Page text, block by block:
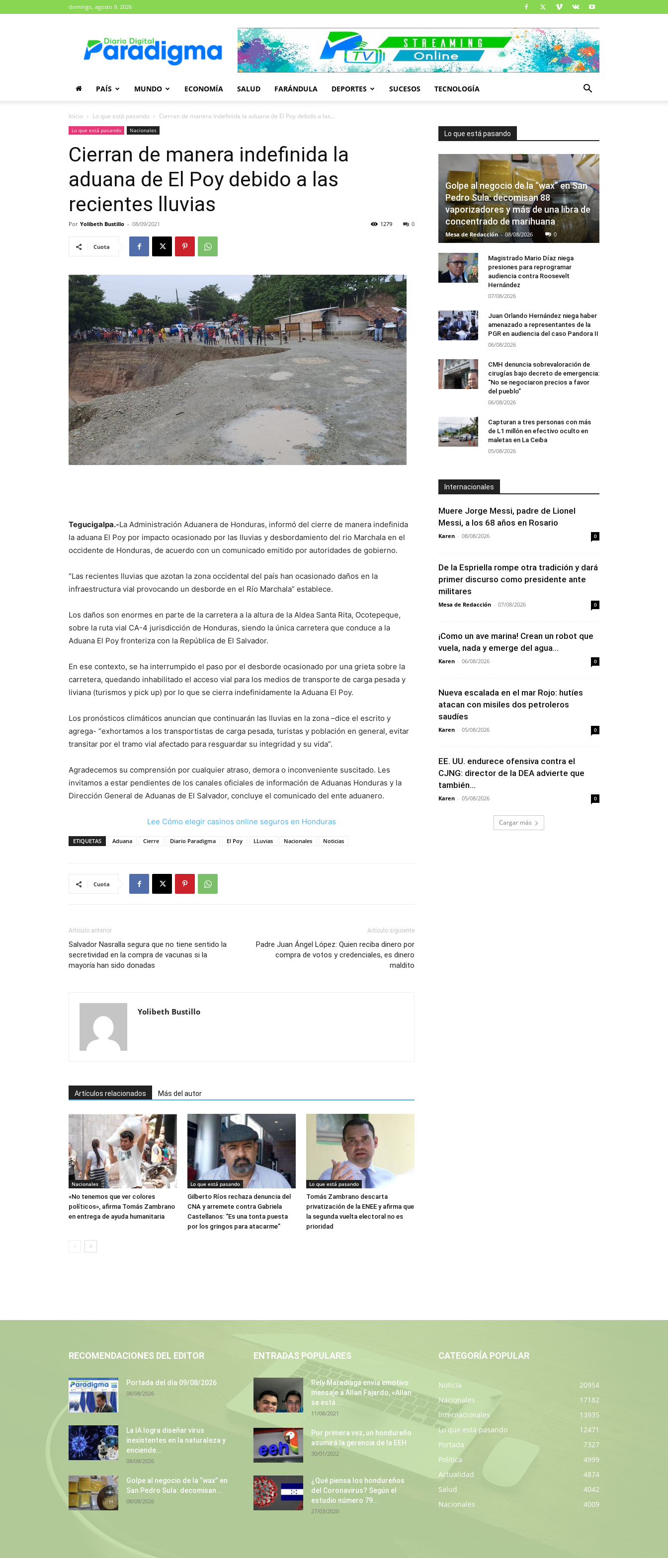
domingo, agosto 9, 2026
Paradigma
PAÍS MUNDO ECONOMÍA SALUD FARÁNDULA DEPORTES SUCESOS TECNOLOGÍA
Inicio Lo que está pasando Cierran de manera indefinida la aduana de El Poy debido a las...
Lo que está pasando Nacionales
Cierran de manera indefinida la
aduana de El Poy debido a las
recientes lluvias
Por Yolibeth Bustillo - 08/09/2021 0
1279
Cuota
Tegucigalpa.-La Administración Aduanera de Honduras, informó del cierre de manera indefinida
la aduana El Poy por impacto ocasionado por las lluvias y desbordamiento del rio Marchala en el
occidente de Honduras, de acuerdo con un comunicado emitido por autoridades de gobierno.
“Las recientes lluvias que azotan la zona occidental del país han ocasionado daños en la
infraestructura vial provocando un desborde en el Río Marchala” establece.
Los daños son enormes en parte de la carretera a la altura de la Aldea Santa Rita, Ocotepeque,
sobre la ruta vial CA-4 jurisdicción de Honduras, siendo la única carretera que conduce a la
Aduana El Poy fronteriza con la República de El Salvador.
En ese contexto, se ha interrumpido el paso por el desborde ocasionado por una grieta sobre la
carretera, quedando inhabilitado el acceso vial para los medios de transporte de carga pesada y
liviana (turismos y pick up) por lo que se cierra indefinidamente la Aduana El Poy.
Los pronósticos climáticos anuncian que continuarán las lluvias en la zona –dice el escrito y
agrega- “exhortamos a los transportistas de carga pesada, turistas y población en general, evitar
transitar por el tramo vial afectado para resguardar su integridad y su vida”.
Agradecemos su comprensión por cualquier atraso, demora o inconveniente suscitado. Les
invitamos a estar pendientes de los canales oficiales de información de Aduanas Honduras y la
Dirección General de Aduanas de El Salvador, concluye el comunicado del ente aduanero.
Lee Cómo elegir casinos online seguros en Honduras
ETIQUETAS Aduana Cierre Diario Paradigma El Poy LLuvias Nacionales Noticias
Cuota
Artículo anterior
Salvador Nasralla segura que no tiene sentido la
secretividad en la compra de vacunas si la
mayoría han sido donadas
Artículo siguiente
Padre Juan Ángel López: Quien reciba dinero por
compra de votos y credenciales, es dinero
maldito
Yolibeth Bustillo
Artículos relacionados Más del autor
Nacionales
«No tenemos que ver colores
políticos», afirma Tomás Zambrano
en entrega de ayuda humanitaria
Lo que está pasando
Gilberto Ríos rechaza denuncia del
CNA y arremete contra Gabriela
Castellanos: “Es una tonta puesta
por los gringos para atacarme”
Lo que está pasando
Tomás Zambrano descarta
privatización de la ENEE y afirma que
la segunda vuelta electoral no es
prioridad
Lo que está pasando
Golpe al negocio de la “wax” en San
Pedro Sula: decomisan 88
vaporizadores y más de una libra de
concentrado de marihuana
Mesa de Redacción - 08/08/2026 0
Magistrado Mario Díaz niega
presiones para reprogramar
audiencia contra Roosevelt
Hernández
07/08/2026
Juan Orlando Hernández niega haber
amenazado a representantes de la
PGR en audiencia del caso Pandora II
06/08/2026
CMH denuncia sobrevaloración de
cirugías bajo decreto de emergencia:
“No se negociaron precios a favor
del pueblo”
06/08/2026
Capturan a tres personas con más
de L1 millón en efectivo oculto en
maletas en La Ceiba
05/08/2026
Internacionales
Muere Jorge Messi, padre de Lionel
Messi, a los 68 años en Rosario
Karen - 08/08/2026 0
De la Espriella rompe otra tradición y dará
primer discurso como presidente ante
militares
Mesa de Redacción - 07/08/2026 0
¡Como un ave marina! Crean un robot que
vuela, nada y emerge del agua...
Karen - 06/08/2026 0
Nueva escalada en el mar Rojo: hutíes
atacan con misiles dos petroleros
saudíes
Karen - 05/08/2026 0
EE. UU. endurece ofensiva contra el
CJNG: director de la DEA advierte que
también...
Karen - 05/08/2026 0
Cargar más
RECOMENDACIONES DEL EDITOR
Portada del día 09/08/2026
08/08/2026
La IA logra diseñar virus
inexistentes en la naturaleza y
enciende...
08/08/2026
Golpe al negocio de la “wax” en
San Pedro Sula: decomisan...
08/08/2026
ENTRADAS POPULARES
Rely Maradiaga envía emotivo
mensaje a Allan Fajardo, «Allan
se está...
11/08/2021
Por primera vez, un hondureño
asumirá la gerencia de la EEH
30/01/2022
¿Qué piensa los hondureños
del Coronavirus? Según el
estudio número 79...
27/03/2020
CATEGORÍA POPULAR
Noticia
20954
Nacionales
17182
Internacionales
13935
Lo que está pasando
12471
Portada
7327
Política
4999
Actualidad
4874
Salud
4042
Nacionales
4009